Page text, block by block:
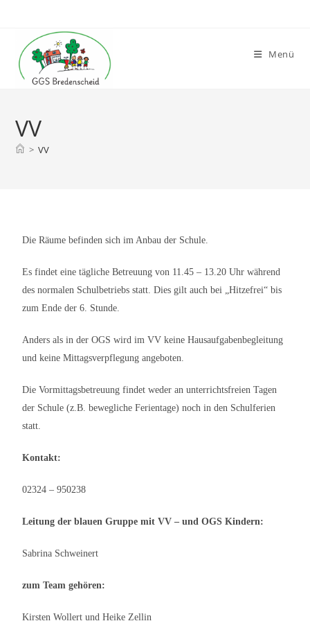
Menü
VV
> VV
Die Räume befinden sich im Anbau der Schule.
Es findet eine tägliche Betreuung von 11.45 – 13.20 Uhr während
des normalen Schulbetriebs statt.Dies gilt auch bei „Hitzefrei“ bis
zum Ende der 6. Stunde.
Anders als in der OGS wird im VV keine Hausaufgabenbegleitung
und keine Mittagsverpflegung angeboten.
Die Vormittagsbetreuung findet weder an unterrichtsfreien Tagen
der Schule (z.B. bewegliche Ferientage) noch in den Schulferien
statt.
Kontakt:
02324 – 950238
Leitung der blauen Gruppe mitVV – und OGS Kindern:
Sabrina Schweinert
zum Team gehören:
Kirsten Wollert undHeike Zellin